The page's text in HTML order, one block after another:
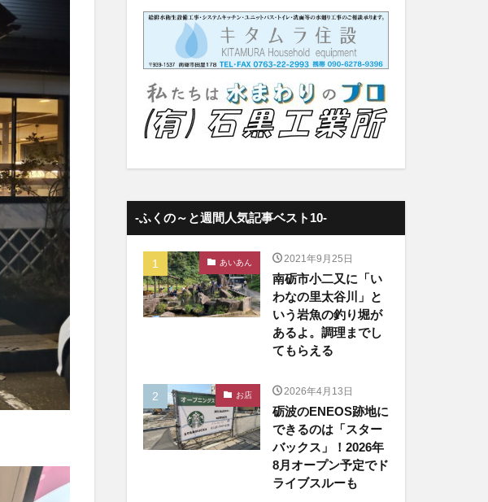
-ふくの～と週間人気記事ベスト10-
あいあん 2021年9月25日
南砺市小二又に「い
わなの里太谷川」と
いう岩魚の釣り堀が
あるよ。調理までし
てもらえる
お店 2026年4月13日
砺波のENEOS跡地に
できるのは「スター
バックス」！2026年
8月オープン予定でド
ライブスルーも